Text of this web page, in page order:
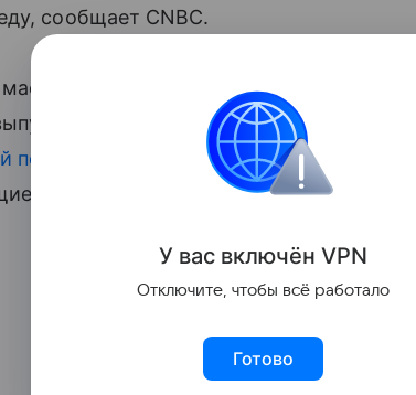
сообщает CNBC.
корректировки по сравнению
после апрельского совещания
политики
**. В обновленном тексте
текущую позицию американского
У вас включён VPN
Отключите, чтобы всё работало
Готово